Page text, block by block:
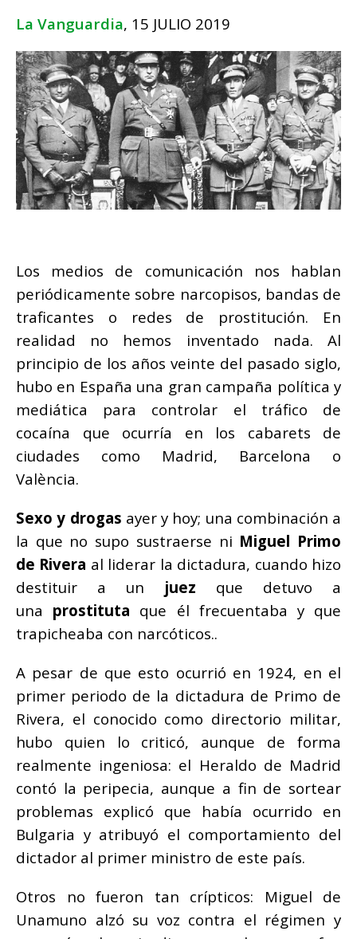
La Vanguardia, 15 JULIO 2019
Los medios de comunicación nos hablan
periódicamente sobre narcopisos, bandas de
traficantes o redes de prostitución. En
realidad no hemos inventado nada. Al
principio de los años veinte del pasado siglo,
hubo en España una gran campaña política y
mediática para controlar el tráfico de
cocaína que ocurría en los cabarets de
ciudades como Madrid, Barcelona o
València.
Sexo y drogas ayer y hoy; una combinación a
la que no supo sustraerse ni Miguel Primo
de Rivera al liderar la dictadura, cuando hizo
destituir a un juez que detuvo a
una prostituta que él frecuentaba y que
trapicheaba con narcóticos..
A pesar de que esto ocurrió en 1924, en el
primer periodo de la dictadura de Primo de
Rivera, el conocido como directorio militar,
hubo quien lo criticó, aunque de forma
realmente ingeniosa: el Heraldo de Madrid
contó la peripecia, aunque a fin de sortear
problemas explicó que había ocurrido en
Bulgaria y atribuyó el comportamiento del
dictador al primer ministro de este país.
Otros no fueron tan crípticos: Miguel de
Unamuno alzó su voz contra el régimen y